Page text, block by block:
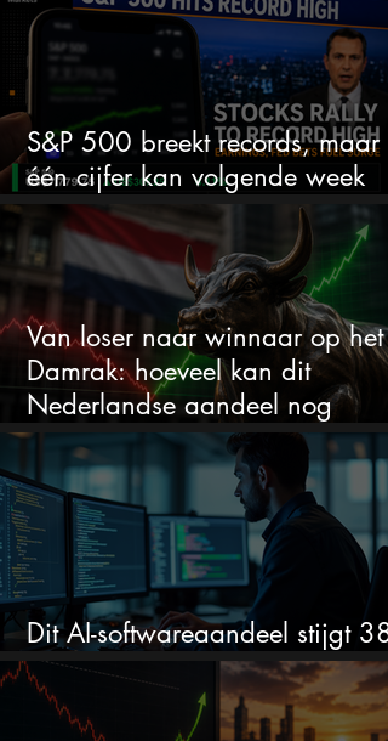
S&P 500 breekt records, maar
één cijfer kan volgende week
alles veranderen
Van loser naar winnaar op het
Damrak: hoeveel kan dit
Nederlandse aandeel nog
stijgen?
Dit AI-softwareaandeel stijgt
en zet de SaaS-crash op zijn